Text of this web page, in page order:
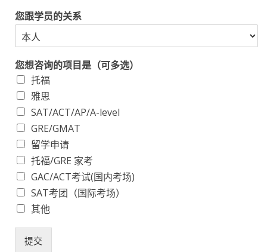
您跟学员的关系
您想咨询的项目是（可多选）
托福
雅思
SAT/ACT/AP/A-level
GRE/GMAT
留学申请
托福/GRE 家考
GAC/ACT考试(国内考场)
SAT考团（国际考场）
其他
提交